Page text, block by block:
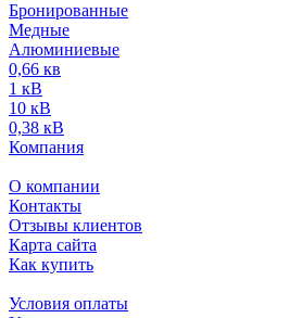
Бронированные
Медные
Алюминиевые
0,66 кв
1 кВ
10 кВ
0,38 кВ
Компания
О компании
Контакты
Отзывы клиентов
Карта сайта
Как купить
Условия оплаты